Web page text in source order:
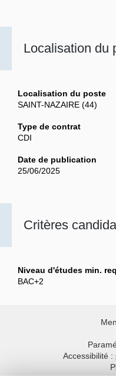
Localisation du
Localisation du poste
SAINT-NAZAIRE (44)
Type de contrat
CDI
Date de publication
25/06/2025
Critères
Niveau d'études min.
BAC+2
Accessibilité